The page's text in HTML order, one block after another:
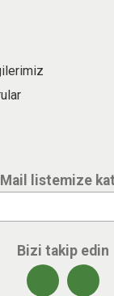
listemize
Bizi takip edin